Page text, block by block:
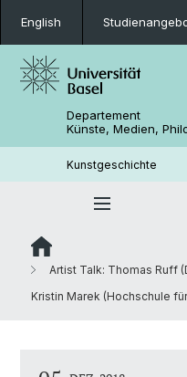
English
Departement
Künste, Medien,
Kunstgeschichte
Artist Talk: Thomas Ruff
Kristin Marek (Hochschule